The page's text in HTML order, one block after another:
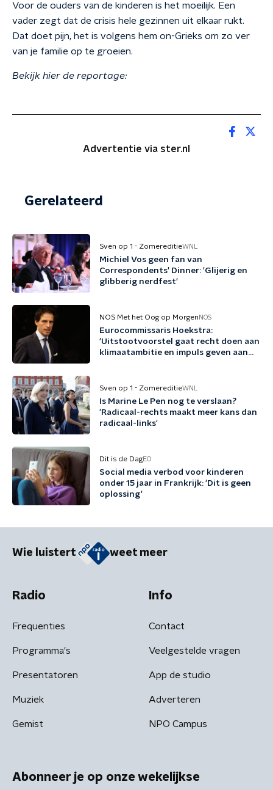
Voor de ouders van de kinderen is het moeilijk. Een
vader zegt dat de crisis hele gezinnen uit elkaar rukt.
Dat doet pijn, het is volgens hem on-Grieks om zo ver
van je familie op te groeien.
Bekijk hier de reportage:
Advertentie via ster.nl
Gerelateerd
Sven op 1 - ZomereditieWNL
Michiel Vos geen fan van
Correspondents' Dinner: 'Glijerig en
glibberig nerdfest'
NOS Met het Oog op Morgen NOS
Eurocommissaris Hoekstra:
'Uitstootvoorstel gaat recht doen aan
klimaatambitie en impuls geven aan
Sven op 1 - ZomereditieWNL
Is Marine Le Pen nog te verslaan?
'Radicaal-rechts maakt meer kans dan
radicaal-links'
Dit is de DagEO
Social media verbod voor kinderen
onder 15 jaar in Frankrijk: 'Dit is geen
oplossing'
Wie luistert weet meer
Radio
Frequenties
Programma's
Presentatoren
Muziek
Gemist
Info
Contact
Veelgestelde vragen
App de studio
Adverteren
NPO Campus
Abonneer je op onze wekelijkse